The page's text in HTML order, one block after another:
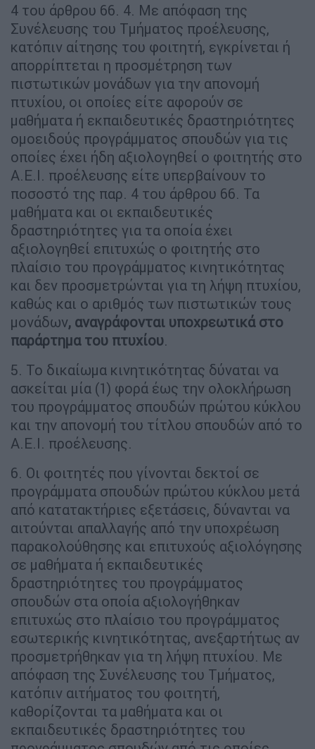
4 του άρθρου 66. 4. Με απόφαση της
Συνέλευσης του Τμήματος προέλευσης,
κατόπιν αίτησης του φοιτητή, εγκρίνεται ή
απορρίπτεται η προσμέτρηση των
πιστωτικών μονάδων για την απονομή
πτυχίου, οι οποίες είτε αφορούν σε
μαθήματα ή εκπαιδευτικές δραστηριότητες
ομοειδούς προγράμματος σπουδών για τις
οποίες έχει ήδη αξιολογηθεί ο φοιτητής στο
Α.Ε.Ι. προέλευσης είτε υπερβαίνουν το
ποσοστό της παρ. 4 του άρθρου 66. Τα
μαθήματα και οι εκπαιδευτικές
δραστηριότητες για τα οποία έχει
αξιολογηθεί επιτυχώς ο φοιτητής στο
πλαίσιο του προγράμματος κινητικότητας
και δεν προσμετρώνται για τη λήψη πτυχίου,
καθώς και ο αριθμός των πιστωτικών τους
μονάδων, αναγράφονται υποχρεωτικά στο
παράρτημα του πτυχίου.
5. Το δικαίωμα κινητικότητας δύναται να
ασκείται μία (1) φορά έως την ολοκλήρωση
του προγράμματος σπουδών πρώτου κύκλου
και την απονομή του τίτλου σπουδών από το
Α.Ε.Ι. προέλευσης.
6. Οι φοιτητές που γίνονται δεκτοί σε
προγράμματα σπουδών πρώτου κύκλου μετά
από κατατακτήριες εξετάσεις, δύνανται να
αιτούνται απαλλαγής από την υποχρέωση
παρακολούθησης και επιτυχούς αξιολόγησης
σε μαθήματα ή εκπαιδευτικές
δραστηριότητες του προγράμματος
σπουδών στα οποία αξιολογήθηκαν
επιτυχώς στο πλαίσιο του προγράμματος
εσωτερικής κινητικότητας, ανεξαρτήτως αν
προσμετρήθηκαν για τη λήψη πτυχίου. Με
απόφαση της Συνέλευσης του Τμήματος,
κατόπιν αιτήματος του φοιτητή,
καθορίζονται τα μαθήματα και οι
εκπαιδευτικές δραστηριότητες του